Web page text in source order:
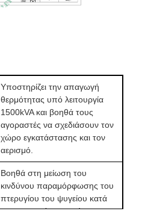
Υποστηρίζει την απαγωγή
θερμότητας υπό λειτουργία
1500kVA και βοηθά τους
αγοραστές να σχεδιάσουν τον
χώρο εγκατάστασης και τον
αερισμό.
Βοηθά στη μείωση του
κινδύνου παραμόρφωσης του
πτερυγίου του ψυγείου κατά
τη μεταφορά, την ανύψωση